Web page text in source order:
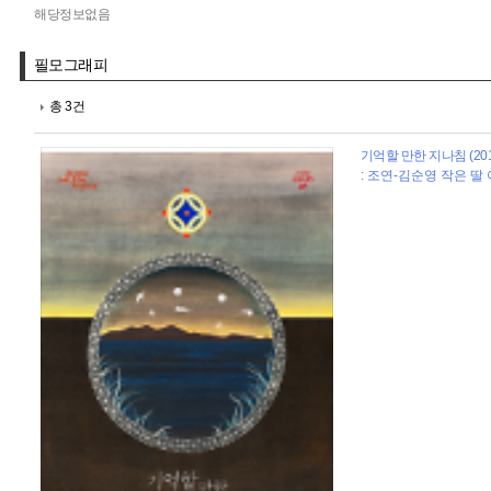
해당정보없음
필모그래피
총 3건
기억할 만한 지나침
: 조연-김순영 작은 딸